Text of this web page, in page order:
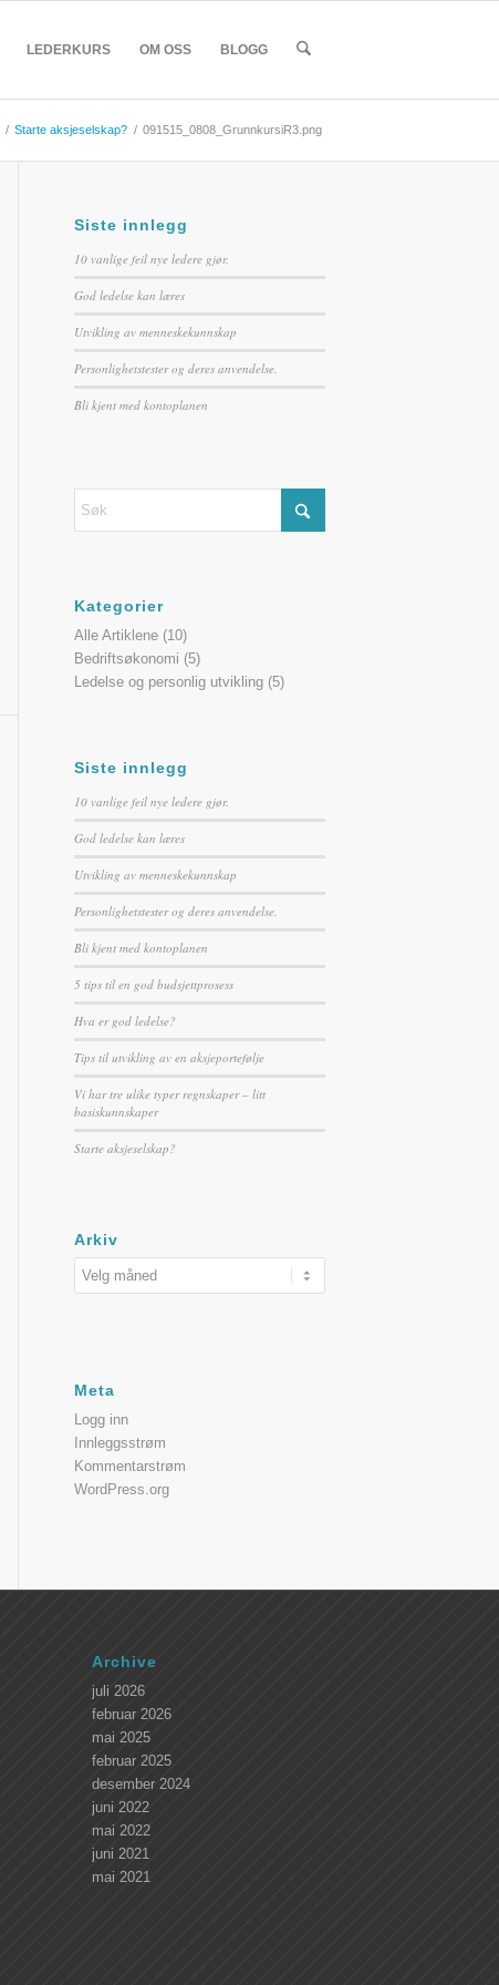
LEDERKURS OM OSS BLOGG
/ Starte aksjeselskap? / 091515_0808_GrunnkursiR3.png
Siste innlegg
10 vanlige feil nye ledere gjør.
God ledelse kan læres
Utvikling av menneskekunnskap
Personlighetstester og deres anvendelse.
Bli kjent med kontoplanen
Kategorier
Alle Artiklene(10)
Bedriftsøkonomi (5)
Ledelse og personlig utvikling(5)
Siste innlegg
10 vanlige feil nye ledere gjør.
God ledelse kan læres
Utvikling av menneskekunnskap
Personlighetstester og deres anvendelse.
Bli kjent med kontoplanen
5 tips til en god budsjettprosess
Hva er god ledelse?
Tips til utvikling av en aksjeportefølje
Vi har tre ulike typer regnskaper – litt
basiskunnskaper
Starte aksjeselskap?
Arkiv
Meta
Logg inn
Innleggsstrøm
Kommentarstrøm
WordPress.org
Archive
juli 2026
februar 2026
mai 2025
februar 2025
desember 2024
juni 2022
mai 2022
juni 2021
mai 2021